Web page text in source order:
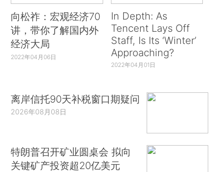
向松祚：宏观经济70
讲，带你了解国内外
经济大局
2022年04月06日
In Depth: As
Tencent Lays Off
Staff, Is Its ‘Winter’
Approaching?
2022年04月01日
离岸信托90天补税窗口期疑问
2026年08月08日
特朗普召开矿业圆桌会 拟向
关键矿产投资超20亿美元